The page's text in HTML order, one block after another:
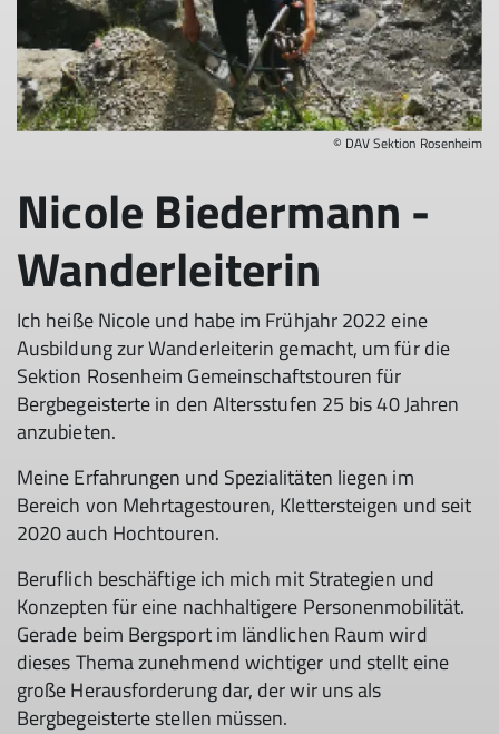
© DAV Sektion Rosenheim
Nicole Biedermann -
Wanderleiterin
Ich heiße Nicole und habe im Frühjahr 2022 eine
Ausbildung zur Wanderleiterin gemacht, um für die
Sektion Rosenheim Gemeinschaftstouren für
Bergbegeisterte in den Altersstufen 25 bis 40 Jahren
anzubieten.
Meine Erfahrungen und Spezialitäten liegen im
Bereich von Mehrtagestouren, Klettersteigen und seit
2020 auch Hochtouren.
Beruflich beschäftige ich mich mit Strategien und
Konzepten für eine nachhaltigere Personenmobilität.
Gerade beim Bergsport im ländlichen Raum wird
dieses Thema zunehmend wichtiger und stellt eine
große Herausforderung dar, der wir uns als
Bergbegeisterte stellen müssen.